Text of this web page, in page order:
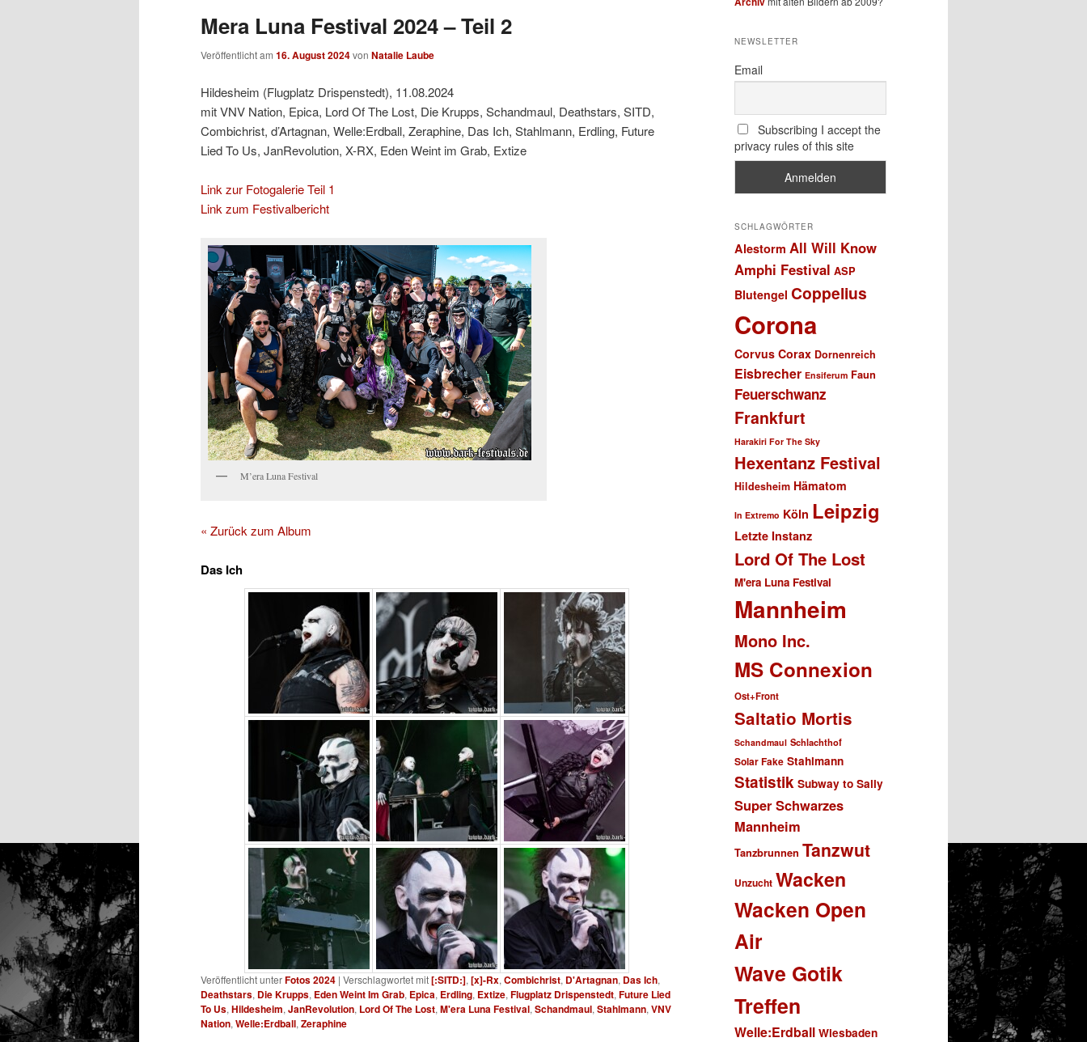
Mera Luna Festival 2024 – Teil 2
Veröffentlicht am 16. August 2024von Natalie Laube
Hildesheim (Flugplatz Drispenstedt), 11.08.2024
mit VNV Nation, Epica, Lord Of The Lost, Die Krupps, Schandmaul, Deathstars, SITD,
Combichrist, d’Artagnan, Welle:Erdball, Zeraphine, Das Ich, Stahlmann, Erdling, Future
Lied To Us, JanRevolution, X-RX, Eden Weint im Grab, Extize
Link zur Fotogalerie Teil 1
Link zum Festivalbericht
M’era Luna Festival
« Zurück zum Album
Das Ich
Veröffentlicht unterFotos 2024 | Verschlagwortet mit[:SITD:],[x]-Rx,Combichrist, D'Artagnan, Das Ich,
Deathstars, Die Krupps, Eden Weint Im Grab, Epica, Erdling, Extize,Flugplatz Drispenstedt,Future Lied
To Us,Hildesheim,JanRevolution, Lord Of The Lost,M'era Luna Festival,Schandmaul,Stahlmann,VNV
Nation,Welle:Erdball,Zeraphine
NEWSLETTER
Email
Subscribing I accept the
privacy rules of this site
SCHLAGWÖRTER
Alestorm All Will Know
Amphi Festival ASP
Blutengel Coppelius
Corona
Corvus Corax Dornenreich
Eisbrecher Ensiferum Faun
Feuerschwanz
Frankfurt
Harakiri For The Sky
Hexentanz Festival
Hildesheim Hämatom
In Extremo Köln Leipzig
Letzte Instanz
Lord Of The Lost
M'era Luna Festival
Mannheim
Mono Inc.
MS Connexion
Ost+Front
Saltatio Mortis
Schandmaul Schlachthof
Solar Fake Stahlmann
Statistik Subway to Sally
Super Schwarzes
Mannheim
Tanzbrunnen Tanzwut
Unzucht Wacken
Wacken Open
Air
Wave Gotik
Treffen
Welle:Erdball Wiesbaden